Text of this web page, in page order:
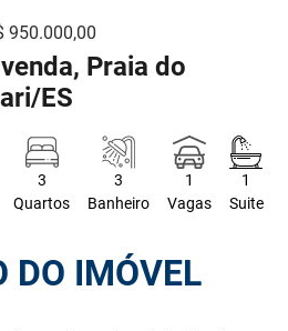
950.000,00
Praia do
ES
3
Quartos
3
Banheiro
1
Vagas
1
Suite
DO IMÓVEL